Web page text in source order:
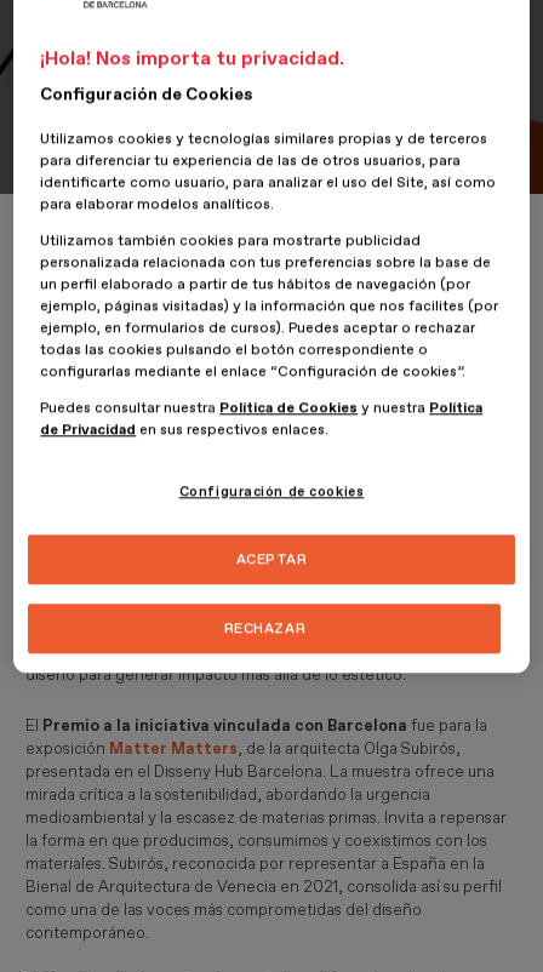
FESesDesign 2025
Con esta primera edición, los Premios Reconocimientos
ESDESIGN no solo celebran el talento, sino también el
contemporáneo
2 Junio 2025
El diseño como herramienta de transformación social,
pensamiento crítico y compromiso ha sido el gran protagonista de
celebrados en el marco delFESesDesign 2025
perteneciente a Planeta Formación y Universidades, los días 30 y
La ceremonia de entrega de premios, conducida por el diseñador,
curador y docente de ESDESIGNOscar Guayabero
cuatro profesionales y proyectos que encarnan la capacidad del
diseño para generar impacto más allá de lo estético.
El Premio a la iniciativa vinculada con Barcelona fue para la
exposición Matter Matters, de la arquitecta Olga Subirós,
presentada en el Disseny Hub Barcelona. La muestra ofrece una
mirada crítica a la sostenibilidad, abordando la urgencia
medioambiental y la escasez de materias primas. Invita a repensar
la forma en que producimos, consumimos y coexistimos con los
materiales. Subirós, reconocida por representar a España en la
Bienal de Arquitectura de Venecia en 2021, consolida así su perfil
como una de las voces más comprometidas del diseño
contemporáneo.
¡Hola! Nos importa tu privacidad.
Configuración de Cookies
Utilizamos cookies y tecnologías similares propias y de terceros
para diferenciar tu experiencia de las de otros usuarios, para
identificarte como usuario, para analizar el uso del Site, así como
para elaborar modelos analíticos.
Utilizamos también cookies para mostrarte publicidad
personalizada relacionada con tus preferencias sobre la base de
un perfil elaborado a partir de tus hábitos de navegación (por
ejemplo, páginas visitadas) y la información que nos facilites (por
ejemplo, en formularios de cursos). Puedes aceptar o rechazar
todas las cookies pulsando el botón correspondiente o
configurarlas mediante el enlace “Configuración de cookies”.
Puedes consultar nuestra Política de Cookies y nuestra Política
de Privacidad en sus respectivos enlaces.
Configuración de cookies
RECHAZAR
ACEPTAR